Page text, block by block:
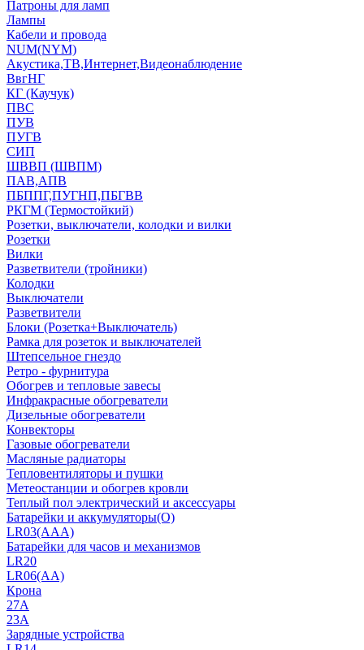
Патроны для ламп
Лампы
Кабели и провода
NUM(NYM)
Акустика,ТВ,Интернет,Видеонаблюдение
ВвгНГ
КГ (Каучук)
ПВС
ПУВ
ПУГВ
СИП
ШВВП (ШВПМ)
ПАВ,АПВ
ПБППГ,ПУГНП,ПБГВВ
РКГМ (Термостойкий)
Розетки, выключатели, колодки и вилки
Розетки
Вилки
Разветвители (тройники)
Колодки
Выключатели
Разветвители
Блоки (Розетка+Выключатель)
Рамка для розеток и выключателей
Штепсельное гнездо
Ретро - фурнитура
Обогрев и тепловые завесы
Инфракрасные обогреватели
Дизельные обогреватели
Конвекторы
Газовые обогреватели
Масляные радиаторы
Тепловентиляторы и пушки
Метеостанции и обогрев кровли
Теплый пол электрический и аксессуары
Батарейки и аккумуляторы(О)
LR03(AAA)
Батарейки для часов и механизмов
LR20
LR06(AA)
Крона
27A
23A
Зарядные устройства